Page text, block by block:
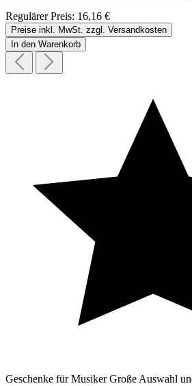
Regulärer Preis: 16,16 €
Preise inkl. MwSt. zzgl. Versandkosten
In den Warenkorb
Geschenke für Musiker Große Auswahl